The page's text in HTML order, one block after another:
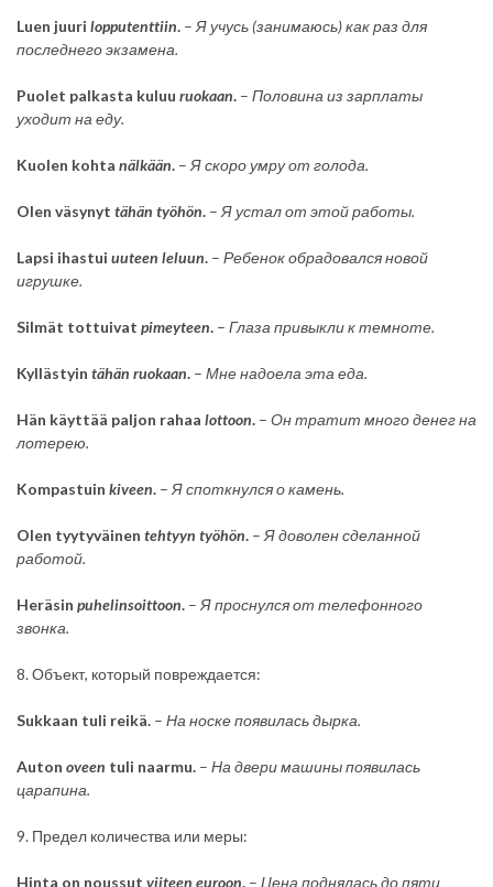
Luen juuri lopputenttiin. – Я учусь (занимаюсь) как раз для
последнего экзамена.
Puolet palkasta kuluu ruokaan. – Половина из зарплаты
уходит на еду.
Kuolen kohta nälkään. – Я скоро умру от голода.
Olen väsynyt tähän työhön. – Я устал от этой работы.
Lapsi ihastui uuteen leluun. – Ребенок обрадовался новой
игрушке.
Silmät tottuivat pimeyteen. – Глаза привыкли к темноте.
Kyllästyin tähän ruokaan. – Мне надоела эта еда.
Hän käyttää paljon rahaa lottoon. – Он тратит много денег на
лотерею.
Kompastuin kiveen. – Я споткнулся о камень.
Olen tyytyväinen tehtyyn työhön. – Я доволен сделанной
работой.
Heräsin puhelinsoittoon. – Я проснулся от телефонного
звонка.
8. Объект, который повреждается:
Sukkaan tuli reikä. – На носке появилась дырка.
Auton oveen tuli naarmu. – На двери машины появилась
царапина.
9. Предел количества или меры:
Hinta on noussut viiteen euroon. – Цена поднялась до пяти